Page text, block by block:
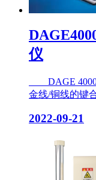
仪
DAGE 4000
金线/铜线的
2022-09-21